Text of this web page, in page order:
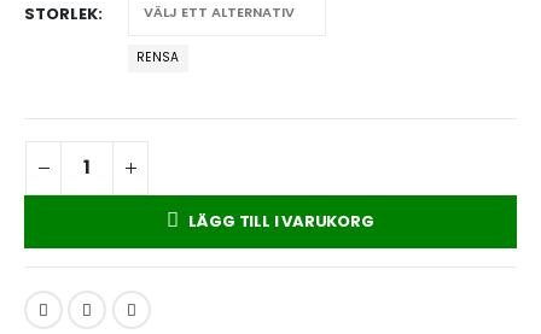
STORLEK
RENSA
LÄGG TILL I VARUKORG